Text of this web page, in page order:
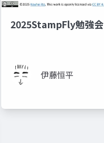
2025StampFly勉強会
伊藤恒平